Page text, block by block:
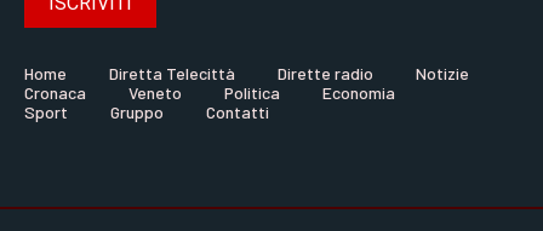
Home Diretta Telecittà Dirette radio
Notizie
Cronaca
Veneto Politica
Economia
Sport
Gruppo Contatti